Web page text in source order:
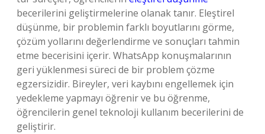
becerilerini geliştirmelerine olanak tanır. Eleştirel
düşünme, bir problemin farklı boyutlarını görme,
çözüm yollarını değerlendirme ve sonuçları tahmin
etme becerisini içerir. WhatsApp konuşmalarının
geri yüklenmesi süreci de bir problem çözme
egzersizidir. Bireyler, veri kaybını engellemek için
yedekleme yapmayı öğrenir ve bu öğrenme,
öğrencilerin genel teknoloji kullanım becerilerini de
geliştirir.